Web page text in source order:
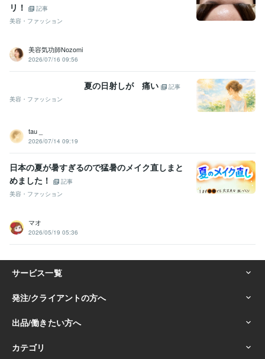
リ！
記事
美容・ファッション
美容気功師Nozomi
2026/07/16 09:56
夏の日射しが 痛い
記事
美容・ファッション
tau _
2026/07/14 09:19
日本の夏が暑すぎるので猛暑のメイク直しまと
めました！
記事
美容・ファッション
マオ
2026/05/19 05:36